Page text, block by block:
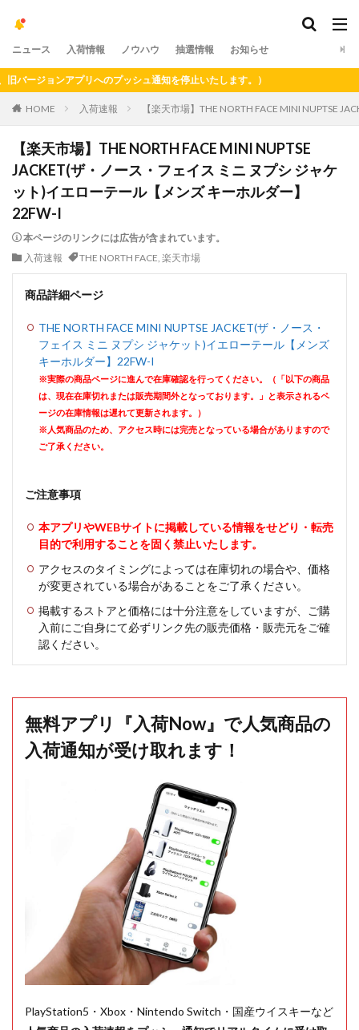
ニュース 入荷情報 ノウハウ 抽選情報 お知らせ
ョンアプリへのプッシュ通知を停止いたします。）
HOME 入荷速報 【楽天市場】THE NORTH FACE MINI NUPTSE
【楽天市場】THE NORTH FACE MINI NUPTSE
JACKET(ザ・ノース・フェイス ミニ ヌプシ ジャケ
ット)イエローテール【メンズ キーホルダー】
22FW-I
本ページのリンクには広告が含まれています。
入荷速報
THE NORTH FACE, 楽天市場
商品詳細ページ
THE NORTH FACE MINI NUPTSE JACKET(ザ・ノース・
フェイス ミニ ヌプシ ジャケット)イエローテール【メンズ
キーホルダー】22FW-I
※実際の商品ページに進んで在庫確認を行ってください。（「以下の商品
は、現在在庫切れまたは販売期間外となっております。」と表示されるペ
ージの在庫情報は遅れて更新されます。）
※人気商品のため、アクセス時には完売となっている場合がありますので
ご了承ください。
ご注意事項
本アプリやWEBサイトに掲載している情報をせどり・転売
目的で利用することを固く禁止いたします。
アクセスのタイミングによっては在庫切れの場合や、価格
が変更されている場合があることをご了承ください。
掲載するストアと価格には十分注意をしていますが、ご購
入前にご自身にて必ずリンク先の販売価格・販売元をご確
認ください。
無料アプリ『入荷Now』で人気商品の
入荷通知が受け取れます！
PlayStation5・Xbox・Nintendo Switch・国産ウイスキーなど